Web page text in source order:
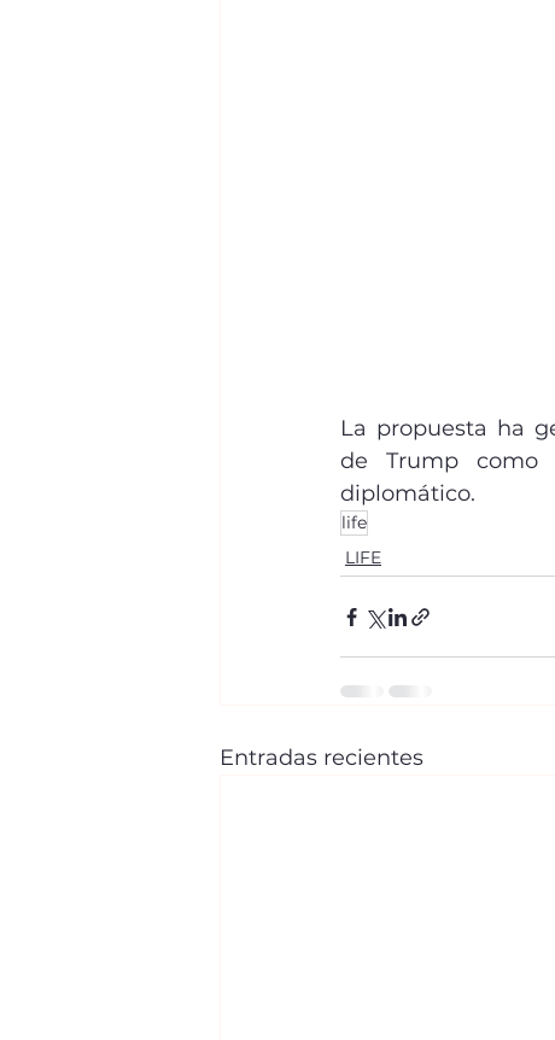
La propuesta ha
de Trump como
diplomático.
life
LIFE
Entradas recientes